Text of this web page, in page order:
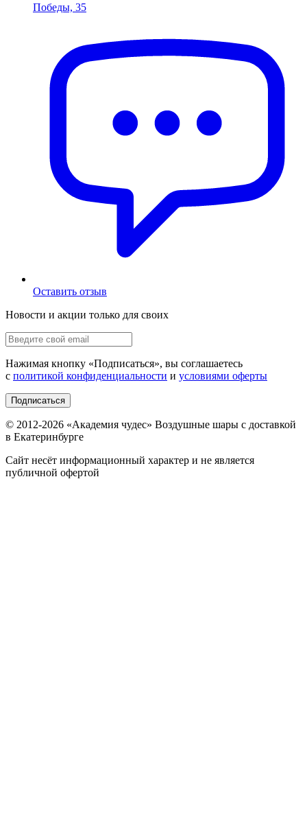
Победы, 35
Оставить отзыв
Новости и акции только для своих
Нажимая кнопку «Подписаться», вы соглашаетесь
с политикой конфиденциальности и условиями оферты
Подписаться
© 2012-2026 «Академия чудес» Воздушные шары с доставкой
в Екатеринбурге
Сайт несёт информационный характер и не является
публичной офертой